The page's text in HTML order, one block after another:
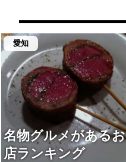
愛知
名物グルメがあるお
店ランキング